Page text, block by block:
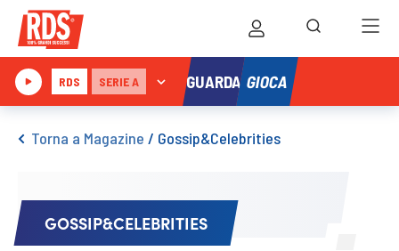
RDS SERIE A GUARDA GIOCA
Torna a Magazine / Gossip&Celebrities
GOSSIP&CELEBRITIES